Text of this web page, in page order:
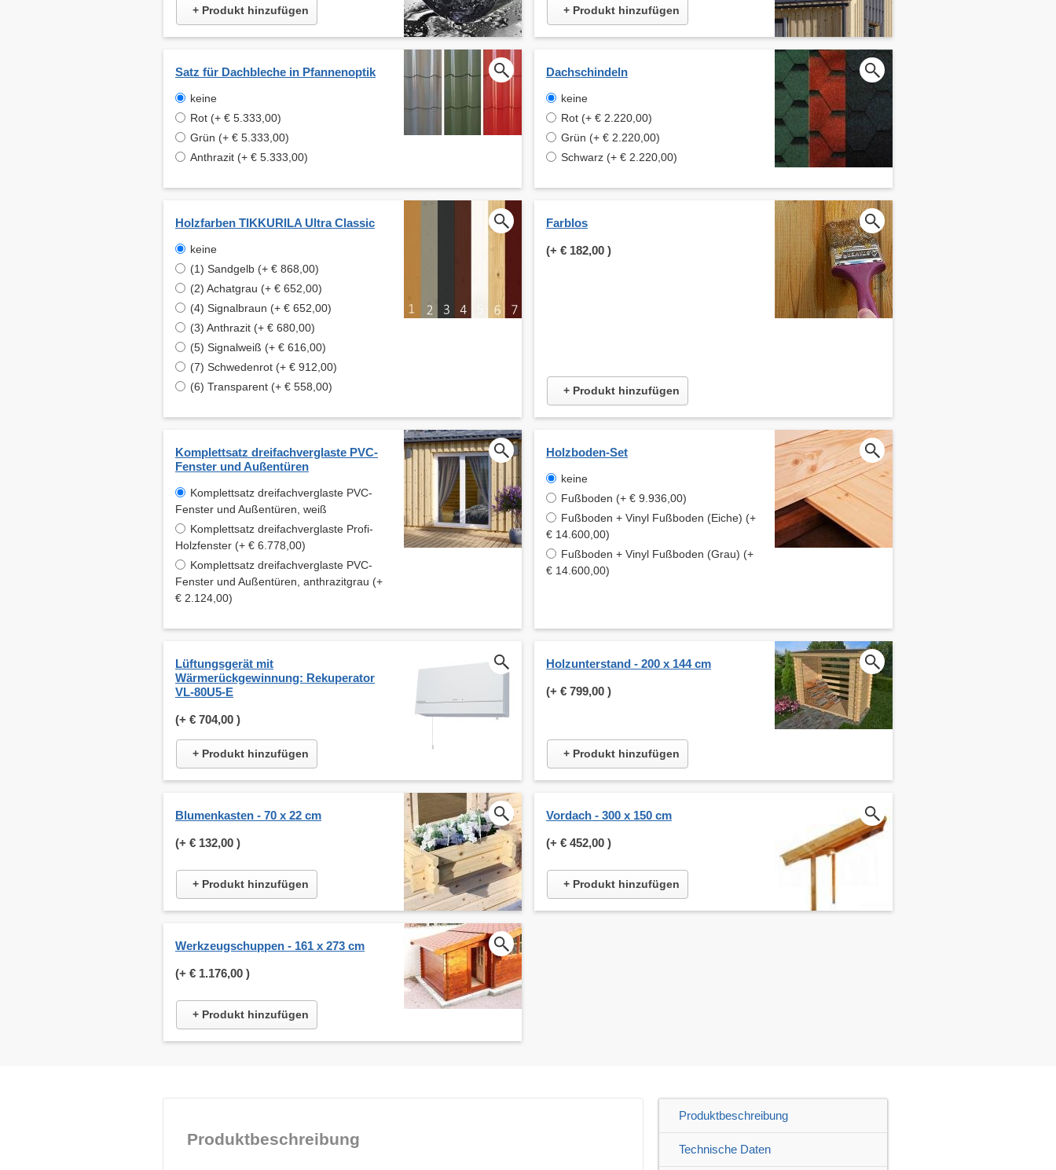
+ Produkt hinzufügen + Produkt hinzufügen
Satz für Dachbleche in Pfannenoptik
keine
Rot (+ € 5.333,00)
Grün (+ € 5.333,00)
Anthrazit (+ € 5.333,00)
Dachschindeln
keine
Rot (+ € 2.220,00)
Grün (+ € 2.220,00)
Schwarz (+ € 2.220,00)
Holzfarben TIKKURILA Ultra Classic
keine
(1) Sandgelb (+ € 868,00)
(2) Achatgrau (+ € 652,00)
(4) Signalbraun (+ € 652,00)
(3) Anthrazit (+ € 680,00)
(5) Signalweiß (+ € 616,00)
(7) Schwedenrot (+ € 912,00)
(6) Transparent (+ € 558,00)
Farblos
(+ € 182,00 )
+ Produkt hinzufügen
Komplettsatz dreifachverglaste PVC-
Fenster und Außentüren
Komplettsatz dreifachverglaste PVC-
Fenster und Außentüren, weiß
Komplettsatz dreifachverglaste Profi-
Holzfenster (+ € 6.778,00)
Komplettsatz dreifachverglaste PVC-
Fenster und Außentüren, anthrazitgrau (+
€ 2.124,00)
Holzboden-Set
keine
Fußboden (+ € 9.936,00)
Fußboden + Vinyl Fußboden (Eiche) (+
€ 14.600,00)
Fußboden + Vinyl Fußboden (Grau) (+
€ 14.600,00)
Lüftungsgerät mit
Wärmerückgewinnung: Rekuperator
VL-80U5-E
(+ € 704,00 )
+ Produkt hinzufügen
Holzunterstand - 200 x 144 cm
(+ € 799,00 )
+ Produkt hinzufügen
Blumenkasten - 70 x 22 cm
(+ € 132,00 )
+ Produkt hinzufügen
Vordach - 300 x 150 cm
(+ € 452,00 )
+ Produkt hinzufügen
Werkzeugschuppen - 161 x 273 cm
(+ € 1.176,00 )
+ Produkt hinzufügen
Produktbeschreibung
Produktbeschreibung
Technische Daten